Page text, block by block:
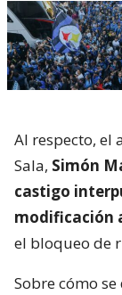
Al respecto, el
Sala, Simón
castigo
modificación
el bloqueo de
Sobre cómo